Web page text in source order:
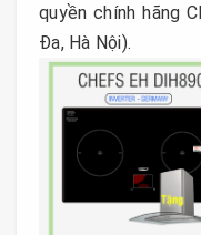
quyền chính hãng
Đa, Hà Nội).